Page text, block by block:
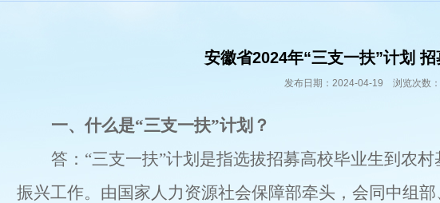
安徽省2024年“三支一扶”计划
发布日期：2024-04-19 浏览次数
一、什么是“三支一扶”计划？
答： “三支一扶”计划是指选拔招募高校毕业生到农
振兴工作。由国家人力资源社会保障部牵头，会同中组